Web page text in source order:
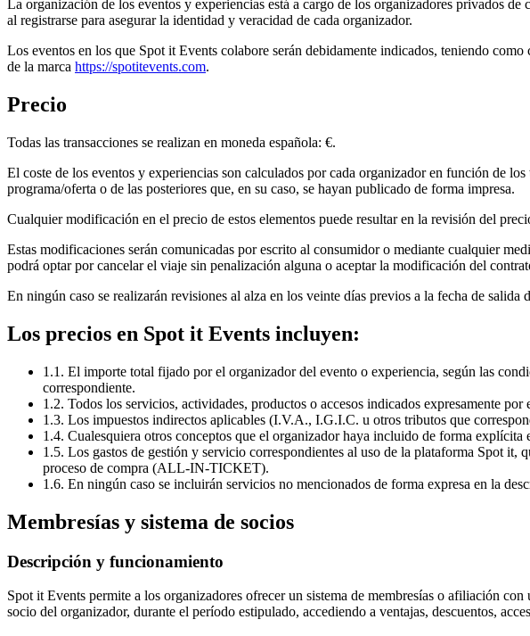
La organización de los eventos y experiencias está a cargo de los organizadores privados
al registrarse para asegurar la identidad y veracidad de cada organizador.
Los eventos en los que Spot it Events colabore serán debidamente indicados, teniendo como
de la marca https://spotitevents.com.
Precio
Todas las transacciones se realizan en moneda española: €.
El coste de los eventos y experiencias son calculados por cada organizador en función de
programa/oferta o de las posteriores que, en su caso, se hayan publicado de forma impresa.
Cualquier modificación en el precio de estos elementos puede resultar en la revisión del
Estas modificaciones serán comunicadas por escrito al consumidor o mediante cualquier
podrá optar por cancelar el viaje sin penalización alguna o aceptar la modificación del
En ningún caso se realizarán revisiones al alza en los veinte días previos a la fecha de salida
Los precios en Spot it Events incluyen:
1.1. El importe total fijado por el organizador del evento o experiencia, según las
correspondiente.
1.2. Todos los servicios, actividades, productos o accesos indicados expresamente
1.3. Los impuestos indirectos aplicables (I.V.A., I.G.I.C. u otros tributos que
1.4. Cualesquiera otros conceptos que el organizador haya incluido de forma explícita
1.5. Los gastos de gestión y servicio correspondientes al uso de la plataforma Spot
proceso de compra (ALL-IN-TICKET).
1.6. En ningún caso se incluirán servicios no mencionados de forma expresa en la
Membresías y sistema de socios
Descripción y funcionamiento
Spot it Events permite a los organizadores ofrecer un sistema de membresías o afiliación
socio del organizador, durante el período estipulado, accediendo a ventajas, descuentos,